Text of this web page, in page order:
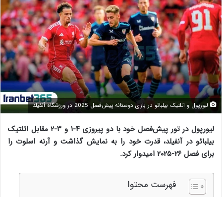
لیورپول و اتلتیک بیلبائو در بازی دوستانه پیش‌فصل 2025 در ورزشگاه آنفیلد
لیورپول در تور پیش‌فصل خود با دو پیروزی ۴-۱ و ۳-۲ مقابل اتلتیک
بیلبائو در آنفیلد، قدرت خود را به نمایش گذاشت و آرنه اسلوت را
برای فصل ۲۶-۲۰۲۵ امیدوار کرد.
فهرست محتوا